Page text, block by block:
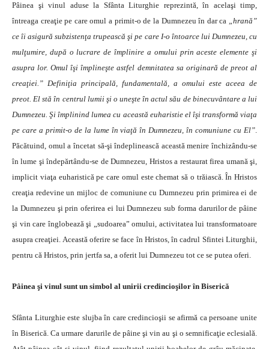
Pâinea şi vinul aduse la Sfânta Liturghie reprezintă, în acelaşi timp,
întreaga creaţie pe care omul a primit-o de la Dumnezeu în dar ca „hrană”
ce îi asigură subzistenţa trupească şi pe care I-o întoarce lui Dumnezeu, cu
mulţumire, după o lucrare de împlinire a omului prin aceste elemente şi
asupra lor. Omul îşi împlineşte astfel demnitatea sa originară de preot al
creaţiei.” Definiţia principală, fundamentală, a omului este aceea de
preot. El stă în centrul lumii şi o uneşte în actul său de binecuvântare a lui
Dumnezeu. Şi împlinind lumea cu această euharistie el îşi transformă viaţa
pe care a primit-o de la lume în viaţă în Dumnezeu, în comuniune cu El”.
Păcătuind, omul a încetat să-şi îndeplinească această menire închizându-se
în lume şi îndepărtându-se de Dumnezeu, Hristos a restaurat firea umană şi,
implicit viaţa euharistică pe care omul este chemat să o trăiască. În Hristos
creaţia redevine un mijloc de comuniune cu Dumnezeu prin primirea ei de
la Dumnezeu şi prin oferirea ei lui Dumnezeu sub forma darurilor de pâine
şi vin care înglobează şi „sudoarea” omului, activitatea lui transformatoare
asupra creaţiei. Această oferire se face în Hristos, în cadrul Sfintei Liturghii,
pentru că Hristos, prin jertfa sa, a oferit lui Dumnezeu tot ce se putea oferi.
Pâinea şi vinul sunt un simbol al unirii credincioşilor în Biserică
Sfânta Liturghie este slujba în care credincioşii se afirmă ca persoane unite
în Biserică. Ca urmare darurile de pâine şi vin au şi o semnificaţie eclesială.